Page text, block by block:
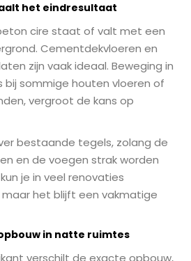
het eindresultaat
cire staat of valt met een
Cementdekvloeren en
zijn vaak ideaal. Beweging in
bij sommige houten vloeren of
vergroot de kans op
bestaande tegels, zolang de
en de voegen strak worden
je in veel renovaties
maar het blijft een vakmatige
in natte ruimtes